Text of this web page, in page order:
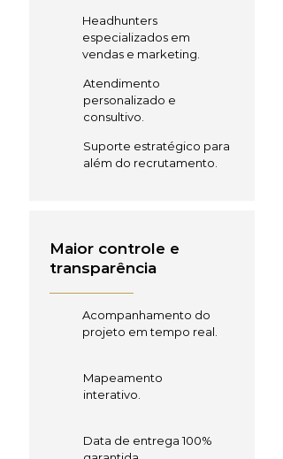
Headhunters
especializados em
vendas e marketing.
Atendimento
personalizado e
consultivo.
Suporte estratégico para
além do recrutamento.
Maior controle e
transparência
Acompanhamento do
projeto em tempo real.
Mapeamento
interativo.
Data de entrega 100%